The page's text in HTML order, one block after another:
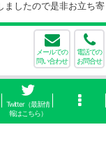
たので是非お立ち寄
メールでの
問い合わせ
電話での
お問合せ
Twitter（最新情
報はこちら）